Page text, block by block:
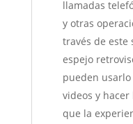
llamadas
y otras
través de este
espejo
pueden
videos y
que la